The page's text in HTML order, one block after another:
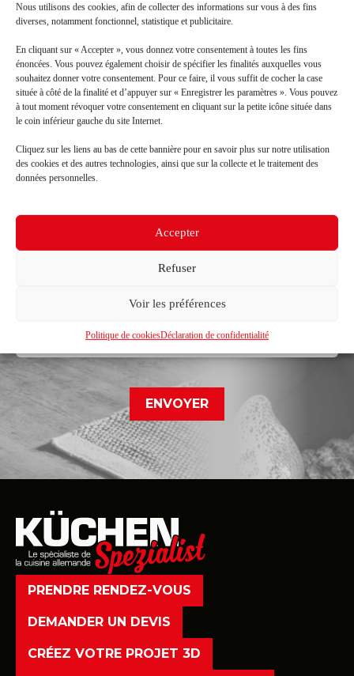
Nous utilisons des cookies, afin de collecter des informations sur vous à des fins
diverses, notamment fonctionnel, statistique et publicitaire.
En cliquant sur « Accepter », vous donnez votre consentement à toutes les fins
énoncées. Vous pouvez également choisir de spécifier les finalités auxquelles vous
souhaitez donner votre consentement. Pour ce faire, il vous suffit de cocher la case
située à côté de la finalité et d’appuyer sur « Enregistrer les paramètres ». Vous pouvez
à tout moment révoquer votre consentement en cliquant sur la petite icône située dans
le coin inférieur gauche du site Internet.
Cliquez sur les liens au bas de cette bannière pour en savoir plus sur notre utilisation
des cookies et des autres technologies, ainsi que sur la collecte et le traitement des
données personnelles.
Accepter
Refuser
Voir les préférences
Politique de cookiesDéclaration de confidentialité
Mail
Déclaration de confidentialité*
Je reconnais avoir pris connaissance de la déclaration de
confidentialité
PRENDRE RENDEZ-VOUS
DEMANDER UN DEVIS
CRÉEZ VOTRE PROJET 3D